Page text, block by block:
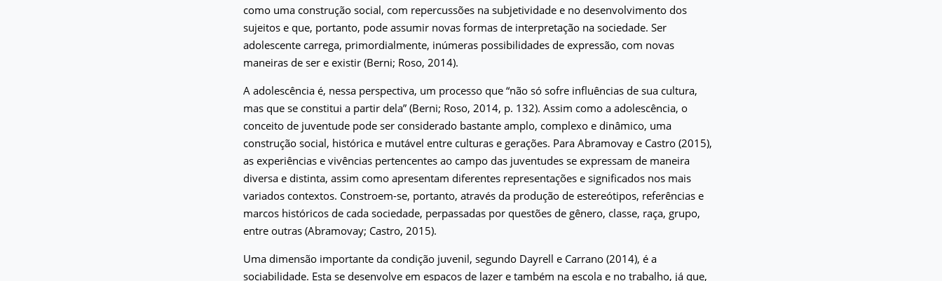
como uma construção social, com repercussões na subjetividade e no desenvolvimento dos
sujeitos e que, portanto, pode assumir novas formas de interpretação na sociedade. Ser
adolescente carrega, primordialmente, inúmeras possibilidades de expressão, com novas
maneiras de ser e existir (Berni; Roso, 2014).
A adolescência é, nessa perspectiva, um processo que “não só sofre influências de sua cultura,
mas que se constitui a partir dela” (Berni; Roso, 2014, p. 132). Assim como a adolescência, o
conceito de juventude pode ser considerado bastante amplo, complexo e dinâmico, uma
construção social, histórica e mutável entre culturas e gerações. Para Abramovay e Castro (2015),
as experiências e vivências pertencentes ao campo das juventudes se expressam de maneira
diversa e distinta, assim como apresentam diferentes representações e significados nos mais
variados contextos. Constroem-se, portanto, através da produção de estereótipos, referências e
marcos históricos de cada sociedade, perpassadas por questões de gênero, classe, raça, grupo,
entre outras (Abramovay; Castro, 2015).
Uma dimensão importante da condição juvenil, segundo Dayrell e Carrano (2014), é a
sociabilidade. Esta se desenvolve em espaços de lazer e também na escola e no trabalho, já que,